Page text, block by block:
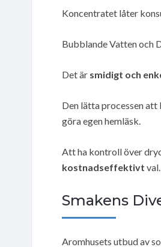
Koncentratet låter
Bubblande Vatten och
Det är smidigt och
Den lätta processen
göra egen hemläsk.
Att ha kontroll över
kostnadseffektivt val.
Smakens
Aromhusets utbud av